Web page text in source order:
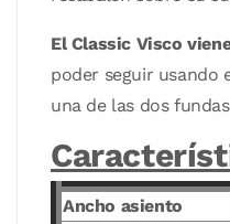
El Classic Visco
poder seguir usando
una de las dos
Ancho asiento